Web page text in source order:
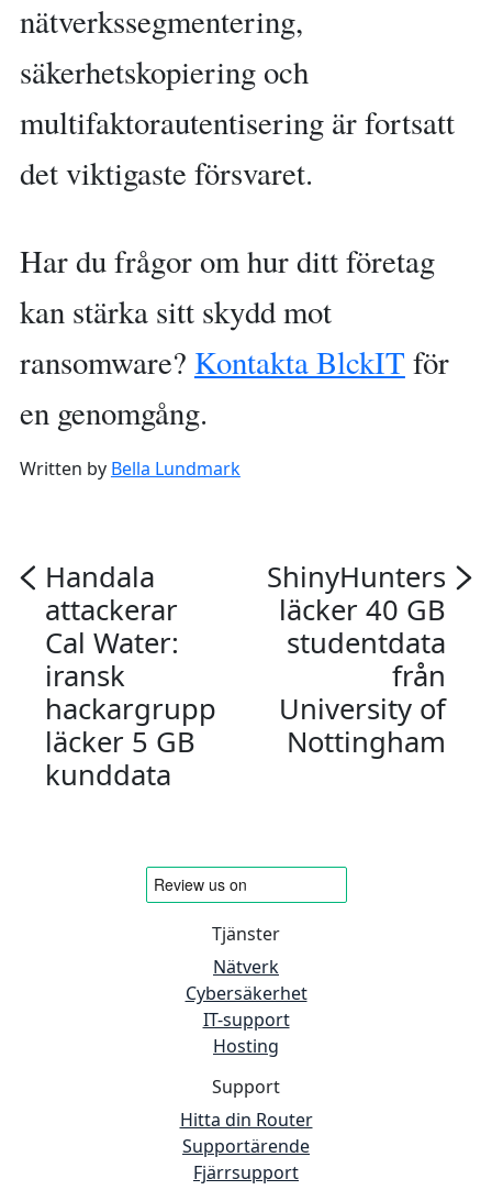
nätverkssegmentering,
säkerhetskopiering och
multifaktorautentisering är fortsatt
det viktigaste försvaret.
Har du frågor om hur ditt företag
kan stärka sitt skydd mot
ransomware? Kontakta BlckIT för
en genomgång.
Written by Bella Lundmark
Handala
attackerar
Cal Water:
iransk
hackargrupp
läcker 5 GB
kunddata
ShinyHunters
läcker 40 GB
studentdata
från
University of
Nottingham
Tjänster
Nätverk
Cybersäkerhet
IT-support
Hosting
Support
Hitta din Router
Supportärende
Fjärrsupport